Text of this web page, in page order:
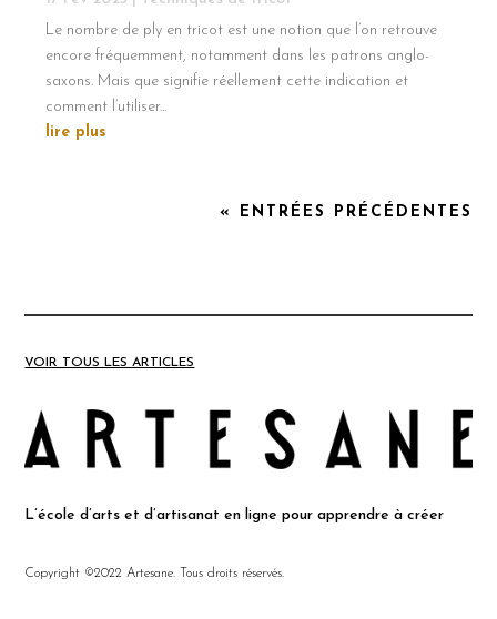
Le nombre de ply en tricot est une notion que l’on retrouve
encore fréquemment, notamment dans les patrons anglo-
saxons. Mais que signifie réellement cette indication et
comment l’utiliser...
lire plus
« ENTRÉES PRÉCÉDENTES
VOIR TOUS LES ARTICLES
L’école d’arts et d’artisanat en ligne pour apprendre à créer
Copyright ©2022 Artesane. Tous droits réservés.